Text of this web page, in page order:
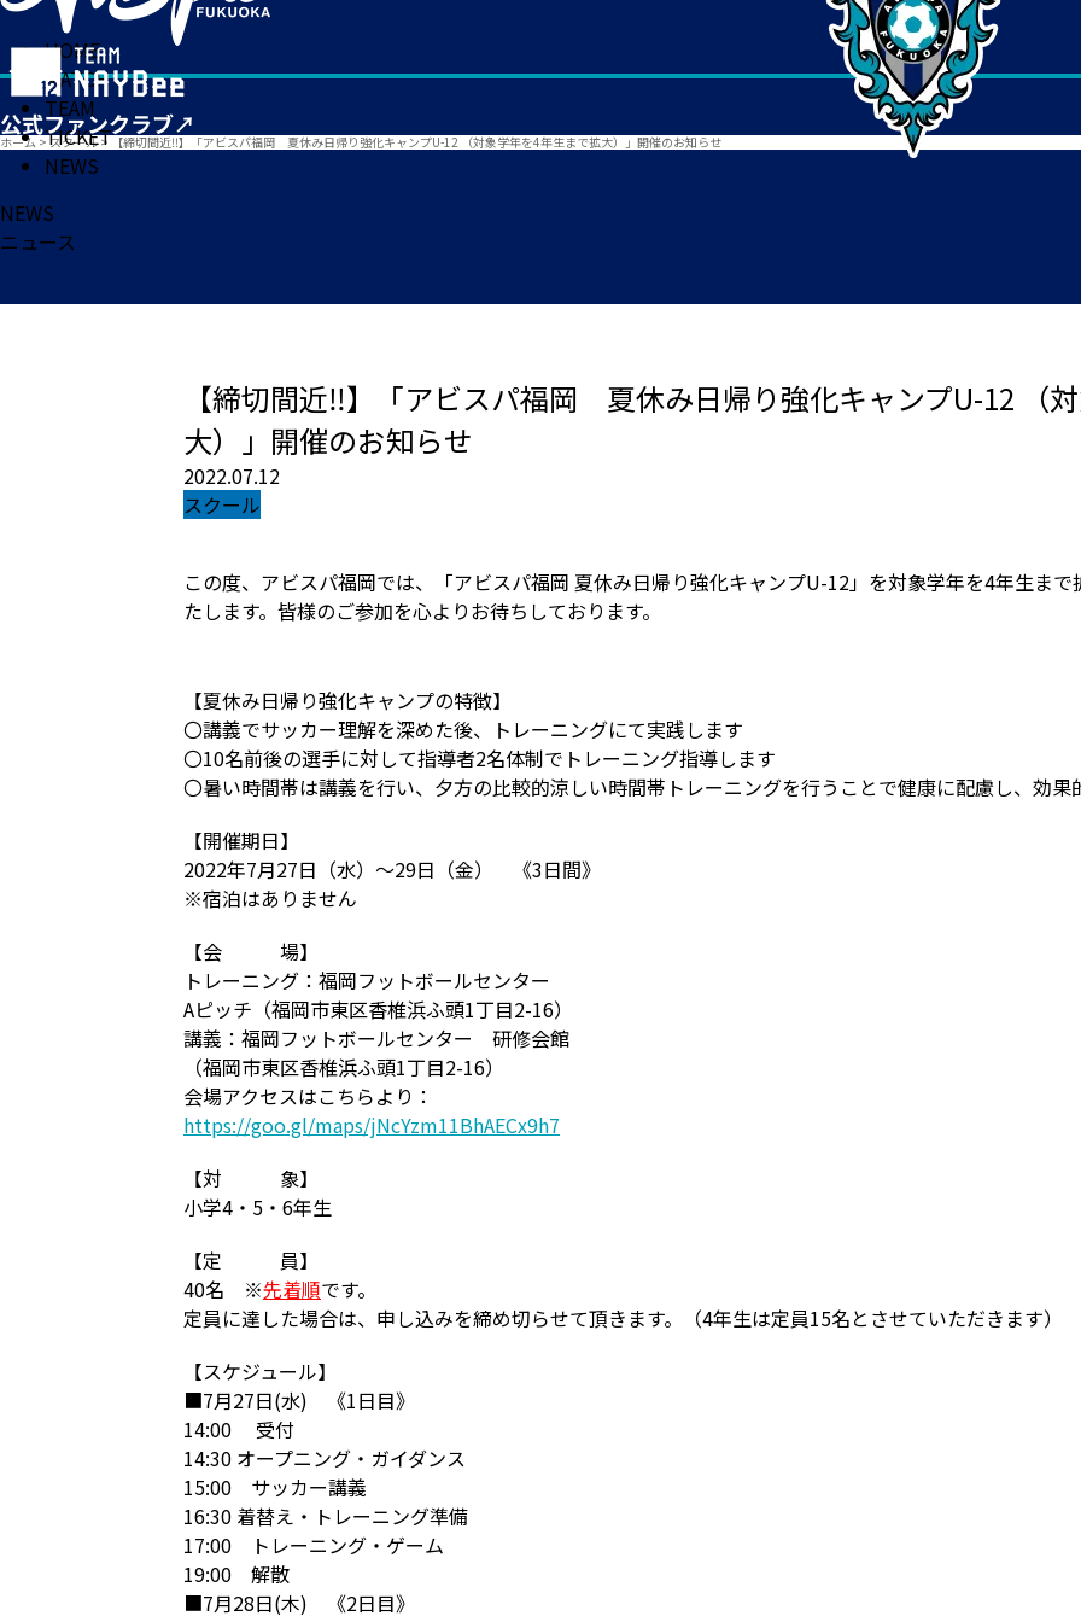
HOME
MATCH
TEAM
TICKET
NEWS
ホーム > スクール> 【締切間近‼】「アビスパ福岡 夏休み日帰り強化キャンプU-12 （対象学年を4年生まで拡大）」開催のお知らせ
NEWS
ニュース
【締切間近‼】「アビスパ福岡 夏休み日帰り強化キャンプU-12 （
大）」開催のお知らせ
2022.07.12
スクール
この度、アビスパ福岡では、「アビスパ福岡 夏休み日帰り強化キャンプU-12」を対象学年を4年生ま
たします。皆様のご参加を心よりお待ちしております。
【夏休み日帰り強化キャンプの特徴】
〇講義でサッカー理解を深めた後、トレーニングにて実践します
〇10名前後の選手に対して指導者2名体制でトレーニング指導します
〇暑い時間帯は講義を行い、夕方の比較的涼しい時間帯トレーニングを行うことで健康に配慮し、効
【開催期日】
2022年7月27日（水）～29日（金） 《3日間》
※宿泊はありません
【会 場】
トレーニング：福岡フットボールセンター
Aピッチ（福岡市東区香椎浜ふ頭1丁目2-16）
講義：福岡フットボールセンター 研修会館
（福岡市東区香椎浜ふ頭1丁目2-16）
会場アクセスはこちらより：
https://goo.gl/maps/jNcYzm11BhAECx9h7
【対 象】
小学4・5・6年生
【定 員】
40名 ※先着順です。
定員に達した場合は、申し込みを締め切らせて頂きます。（4年生は定員15名とさせていただきます）
【スケジュール】
■7月27日(水) 《1日目》
14:00 受付
14:30 オープニング・ガイダンス
15:00 サッカー講義
16:30 着替え・トレーニング準備
17:00 トレーニング・ゲーム
19:00 解散
■7月28日(木) 《2日目》